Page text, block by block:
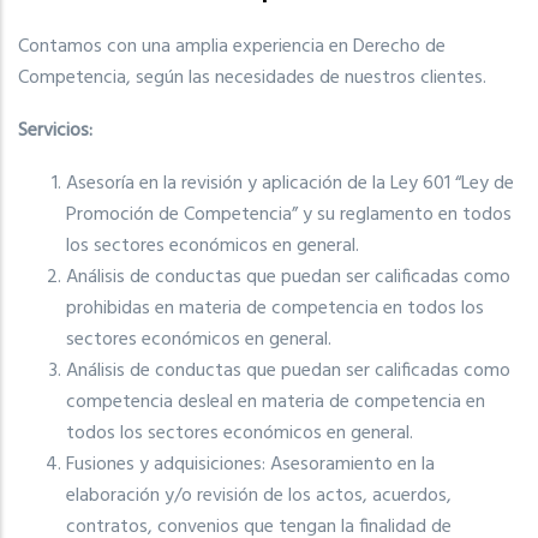
Contamos con una amplia experiencia en Derecho de
Competencia, según las necesidades de nuestros clientes.
Servicios:
Asesoría en la revisión y aplicación de la Ley 601 “Ley de
Promoción de Competencia” y su reglamento en todos
los sectores económicos en general.
Análisis de conductas que puedan ser calificadas como
prohibidas en materia de competencia en todos los
sectores económicos en general.
Análisis de conductas que puedan ser calificadas como
competencia desleal en materia de competencia en
todos los sectores económicos en general.
Fusiones y adquisiciones: Asesoramiento en la
elaboración y/o revisión de los actos, acuerdos,
contratos, convenios que tengan la finalidad de